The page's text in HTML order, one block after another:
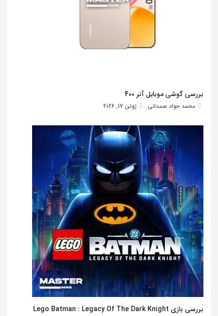
بررسی گوشی موبایل آنر 400
محمد جواد صمدانی ژوئن 17, 2026
بررسی بازی Lego Batman : Legacy Of The Dark Knight